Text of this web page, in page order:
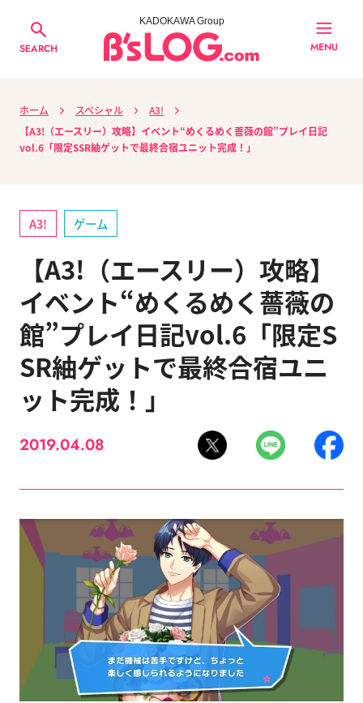
SEARCH
KADOKAWA Group
MENU
ホーム スペシャル
A3!
【A3!（エースリー）攻略】イベント“めくるめく薔薇の館”プレイ日記
vol.6「限定SSR紬ゲットで最終合宿ユニット完成！」
A3! ゲーム
【A3!（エースリー）攻略】
イベント“めくるめく薔薇の
館”プレイ日記vol.6「限定S
SR紬ゲットで最終合宿ユニ
ット完成！」
2019.04.08